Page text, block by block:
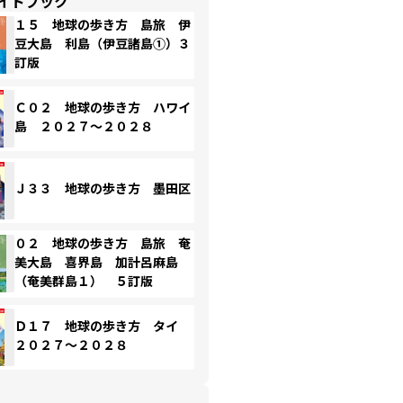
１５ 地球の歩き方 島旅 伊
豆大島 利島（伊豆諸島①）３
訂版
Ｃ０２ 地球の歩き方 ハワイ
島 ２０２７～２０２８
Ｊ３３ 地球の歩き方 墨田区
０２ 地球の歩き方 島旅 奄
美大島 喜界島 加計呂麻島
（奄美群島１） ５訂版
Ｄ１７ 地球の歩き方 タイ
２０２７～２０２８